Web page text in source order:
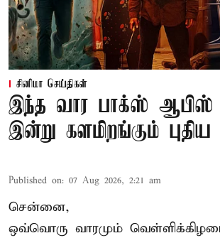
சினிமா செய்திகள்
இந்த வார பாக்ஸ் ஆபிஸ்
இன்று களமிறங்கும்
Published on: 07 Aug 2026, 2:21 am
சென்னை,
ஒவ்வொரு வாரமும்